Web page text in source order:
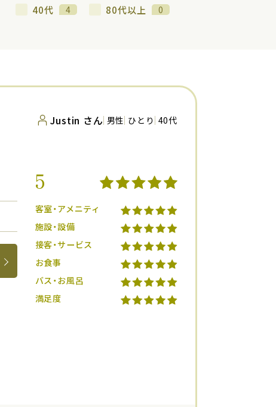
40代 4 80代以上 0
Justin さん 男性 ひとり 40代
5
客室・アメニティ
施設・設備
接客・サービス
お食事
バス・お風呂
満足度